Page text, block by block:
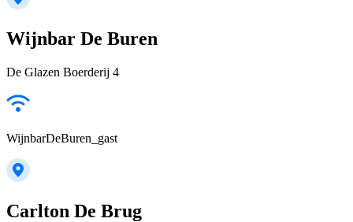
Wijnbar De Buren
De Glazen Boerderij 4
WijnbarDeBuren_gast
Carlton De Brug